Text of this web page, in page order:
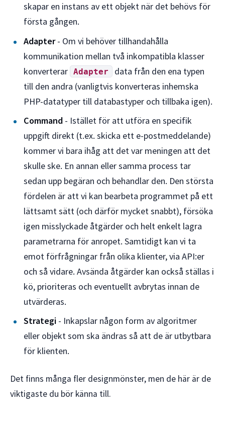
skapar en instans av ett objekt när det behövs för
första gången.
Adapter- Om vi behöver tillhandahålla
kommunikation mellan två inkompatibla klasser
konverterar
Adapter
data från den ena typen
till den andra (vanligtvis konverteras inhemska
PHP-datatyper till databastyper och tillbaka igen).
Command - Istället för att utföra en specifik
uppgift direkt (t.ex. skicka ett e-postmeddelande)
kommer vi bara ihåg att det var meningen att det
skulle ske. En annan eller samma process tar
sedan upp begäran och behandlar den. Den största
fördelen är att vi kan bearbeta programmet på ett
lättsamt sätt (och därför mycket snabbt), försöka
igen misslyckade åtgärder och helt enkelt lagra
parametrarna för anropet. Samtidigt kan vi ta
emot förfrågningar från olika klienter, via API:er
och så vidare. Avsända åtgärder kan också ställas i
kö, prioriteras och eventuellt avbrytas innan de
utvärderas.
Strategi - Inkapslar någon form av algoritmer
eller objekt som ska ändras så att de är utbytbara
för klienten.
Det finns många fler designmönster, men de här är de
viktigaste du bör känna till.